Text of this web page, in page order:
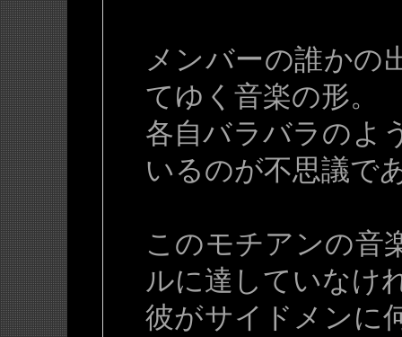
メンバーの誰かの
てゆく音楽の形。
各自バラバラのよ
いるのが不思議で
このモチアンの音
ルに達していなけ
彼がサイドメンに